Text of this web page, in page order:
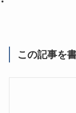
この記事を